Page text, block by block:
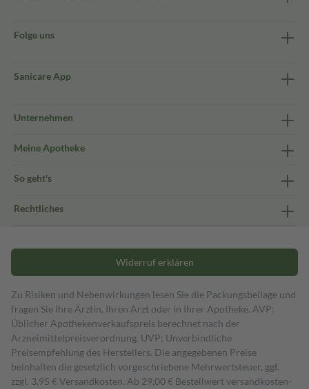
Folge uns
Sanicare App
Unternehmen
Meine Apotheke
So geht's
Rechtliches
Widerruf erklären
Zu Risiken und Nebenwirkungen lesen Sie die Packungsbeilage und
fragen Sie Ihre Ärztin, Ihren Arzt oder in Ihrer Apotheke. AVP:
Üblicher Apothekenverkaufspreis berechnet nach der
Arzneimittelpreisverordnung. UVP: Unverbindliche
Preisempfehlung des Herstellers. Die angegebenen Preise
beinhalten die gesetzlich vorgeschriebene Mehrwertsteuer, ggf.
zzgl. 3,95 € Versandkosten. Ab 29,00 € Bestell­wert versand­kosten­